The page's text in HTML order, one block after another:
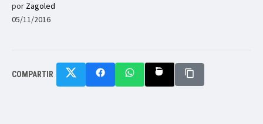
por Zagoled
05/11/2016
COMPARTIR